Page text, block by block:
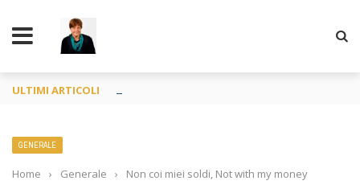
ULTIMI ARTICOLI
GENERALE
Home › Generale › Non coi miei soldi, Not with my money